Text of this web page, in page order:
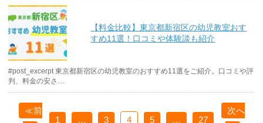
【料金比較】東京都新宿区の幼児教室おす
すめ11選！口コミや体験談も紹介
#post_excerpt 東京都新宿区の幼児教室のおすすめ11選をご紹介。口コミや評
判、料金の安さ…
≪前
1 … 3 4 5 … 27
次へ